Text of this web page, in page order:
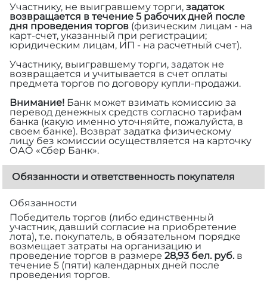
Участнику, не выигравшему торги, задаток
возвращается в течение 5 рабочих дней после
дня проведения торгов (физическим лицам - на
карт-счет, указанный при регистрации;
юридическим лицам, ИП - на расчетный счет).
Участнику, выигравшему торги, задаток не
возвращается и учитывается в счет оплаты
предмета торгов по договору купли-продажи.
Внимание! Банк может взимать комиссию за
перевод денежных средств согласно тарифам
банка (какую именно уточняйте, пожалуйста, в
своем банке). Возврат задатка физическому
лицу без комиссии осуществляется на карточку
ОАО «Сбер Банк».
Обязанности и ответственность покупателя
Обязанности
Победитель торгов (либо единственный
участник, давший согласие на приобретение
лота), т.е. покупатель, в обязательном порядке
возмещает затраты на организацию и
проведение торгов в размере 28,93 бел. руб.в
течение 5 (пяти) календарных дней после
проведения торгов.